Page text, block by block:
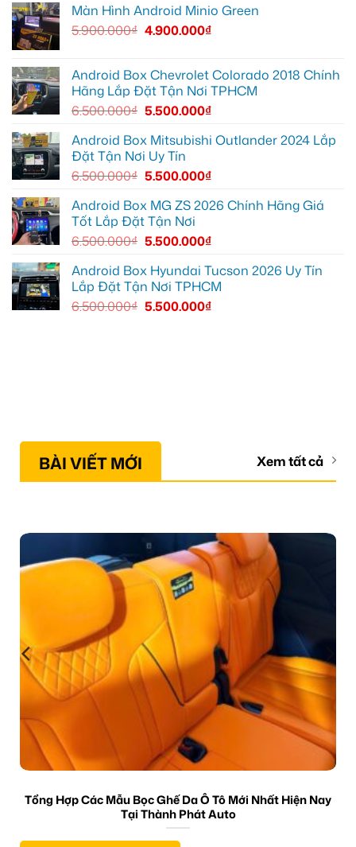
thiếu
ích
Ford
Everest
tại
ánh
sáng
tốt
hơn
Camera
trình
XL7
tại
Quận
để
mọi
cung
đường
Màn Hình Android Minio Green
5.900.000₫ 4.900.000₫
Android Box Chevrolet Colorado 2018 Chính
Hãng Lắp Đặt Tận Nơi TPHCM
6.500.000₫ 5.500.000₫
Android Box Mitsubishi Outlander 2024 Lắp
Đặt Tận Nơi Uy Tín
6.500.000₫ 5.500.000₫
Android Box MG ZS 2026 Chính Hãng Giá
Tốt Lắp Đặt Tận Nơi
6.500.000₫ 5.500.000₫
Android Box Hyundai Tucson 2026 Uy Tín
Lắp Đặt Tận Nơi TPHCM
6.500.000₫ 5.500.000₫
BÀI VIẾT MỚI Xem tất cả
Tổng Hợp Các Mẫu Bọc Ghế Da Ô Tô Mới Nhất Hiện Nay
Tại Thành Phát Auto